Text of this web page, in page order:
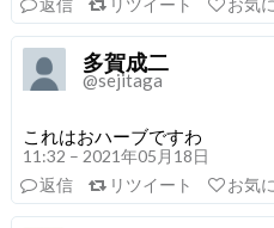
多賀成二
@sejitaga
これはおハーブですわ
11:32 – 2021年05月18日
返信
リツイート お気